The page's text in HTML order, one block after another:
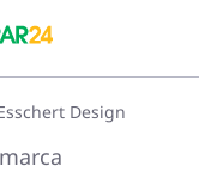
Design